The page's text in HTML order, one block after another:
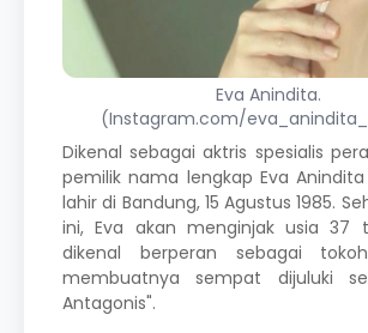
Eva Anindita.
(Instagram.com/
Dikenal sebagai aktris spesialis
pemilik nama lengkap Eva
lahir di Bandung, 15 Agustus 1985.
ini, Eva akan menginjak usia 37
dikenal berperan sebagai
membuatnya sempat dijuluki
Antagonis".